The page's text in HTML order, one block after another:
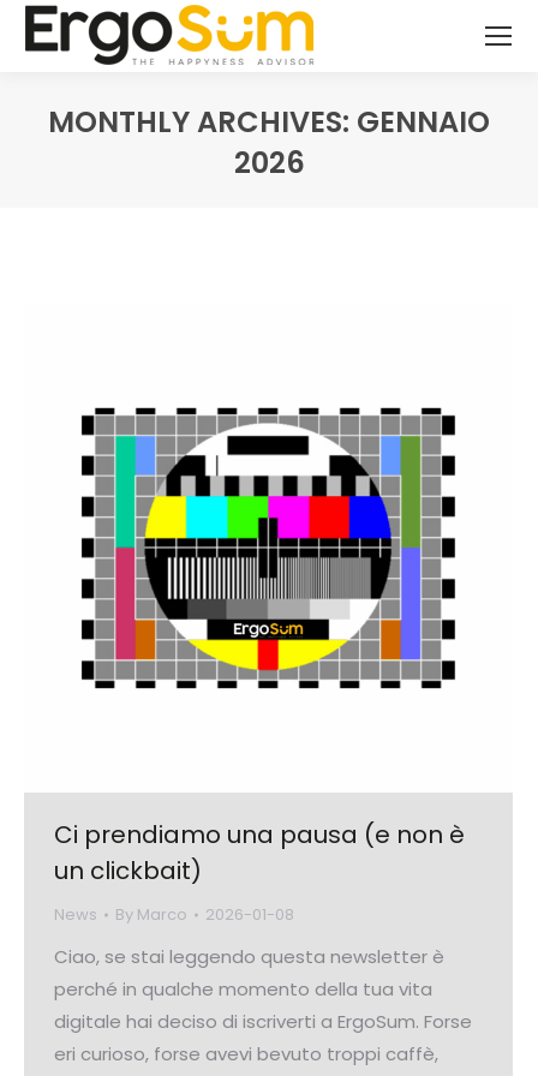
MONTHLY ARCHIVES: GENNAIO
2026
Ci prendiamo una pausa (e non è
un clickbait)
News By Marco 2026-01-08
Ciao, se stai leggendo questa newsletter è
perché in qualche momento della tua vita
digitale hai deciso di iscriverti a ErgoSum. Forse
eri curioso, forse avevi bevuto troppi caffè,